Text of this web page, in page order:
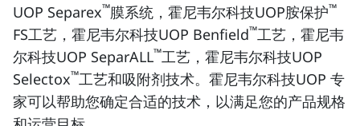
UOP Separex™膜系统，霍尼韦尔科技UOP胺保护™
FS工艺，霍尼韦尔科技UOP Benfield™工艺，霍尼韦
尔科技UOP SeparALL™工艺，霍尼韦尔科技UOP
Selectox™工艺和吸附剂技术。霍尼韦尔科技UOP 专
家可以帮助您确定合适的技术，以满足您的产品规格